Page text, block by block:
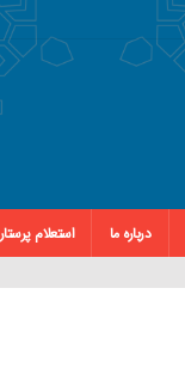
درباره ما استعلام پرستار